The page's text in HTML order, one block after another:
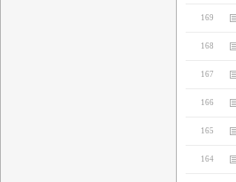
169
168
167
166
165
164